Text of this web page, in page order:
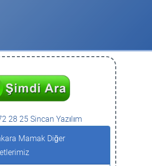
28 25 Sincan Yazılım
Mamak Diğer